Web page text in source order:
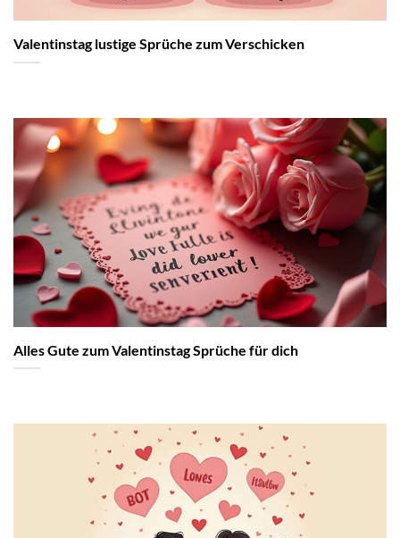
Valentinstag lustige Sprüche zum Verschicken
Alles Gute zum Valentinstag Sprüche für dich